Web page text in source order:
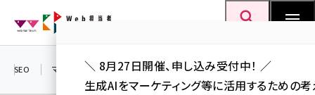
ン
SEO マーケティング／広告 AI SNS アクセス解析／データ分析
＼ 8月27日開催、申し込み受付中！ ／
生成AIをマーケティング等に活用するための